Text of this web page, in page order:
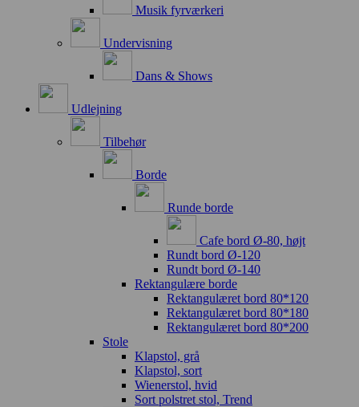
Musik fyrværkeri
Undervisning
Dans & Shows
Udlejning
Tilbehør
Borde
Runde borde
Cafe bord Ø-80, højt
Rundt bord Ø-120
Rundt bord Ø-140
Rektangulære borde
Rektangulæret bord 80*120
Rektangulæret bord 80*180
Rektangulæret bord 80*200
Stole
Klapstol, grå
Klapstol, sort
Wienerstol, hvid
Sort polstret stol, Trend